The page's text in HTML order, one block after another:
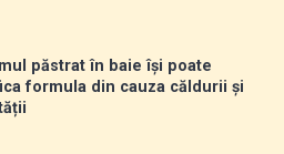
păstrat în baie își poate
formula din cauza căldurii și